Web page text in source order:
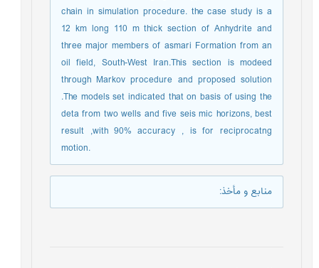
chain in simulation procedure. the case study is a
12 km long 110 m thick section of Anhydrite and
three major members of asmari Formation from an
oil field, South-West Iran.This section is modeed
through Markov procedure and proposed solution
.The models set indicated that on basis of using the
deta from two wells and five seis mic horizons, best
result ,with 90% accuracy , is for reciprocatng
motion.
منابع و مأخذ: